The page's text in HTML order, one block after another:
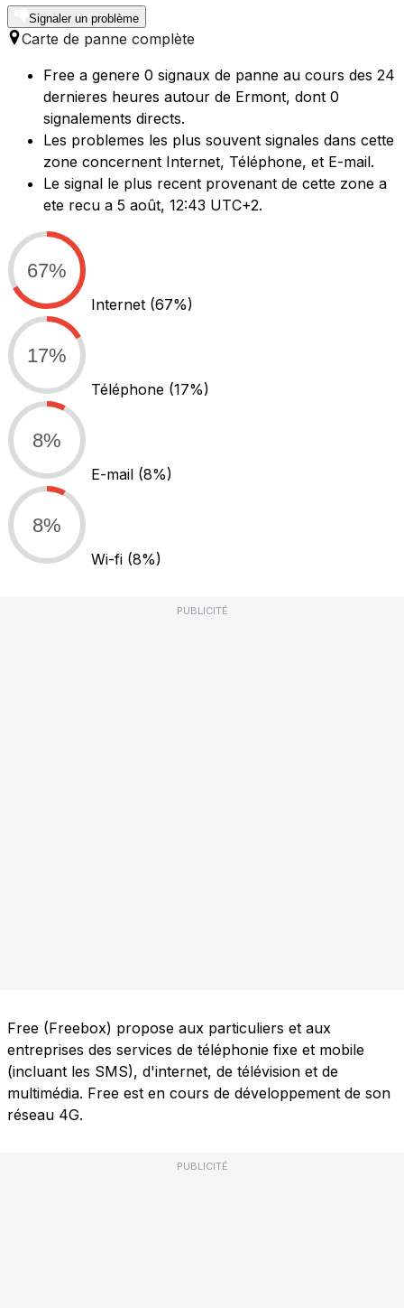
Signaler un problème
Carte de panne complète
Free a genere 0 signaux de panne au cours des 24
dernieres heures autour de Ermont, dont 0
signalements directs.
Les problemes les plus souvent signales dans cette
zone concernent Internet, Téléphone, et E-mail.
Le signal le plus recent provenant de cette zone a
ete recu a 5 août, 12:43 UTC+2.
67%
Internet (67%)
17%
Téléphone (17%)
8%
E-mail (8%)
8%
Wi-fi (8%)
PUBLICITÉ
Free (Freebox) propose aux particuliers et aux
entreprises des services de téléphonie fixe et mobile
(incluant les SMS), d'internet, de télévision et de
multimédia. Free est en cours de développement de son
réseau 4G.
PUBLICITÉ